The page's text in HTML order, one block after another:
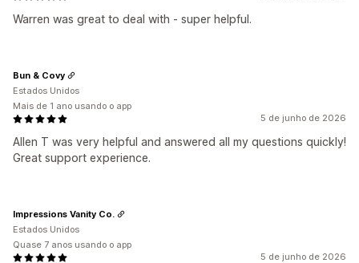
Warren was great to deal with - super helpful.
5 de junho de 2026
Allen T was very helpful and answered all my questions quickly!
Great support experience.
Bun & Covy
Estados Unidos
Mais de 1 ano usando o app
5 de junho de 2026
Impressions Vanity Co.
Estados Unidos
Quase 7 anos usando o app